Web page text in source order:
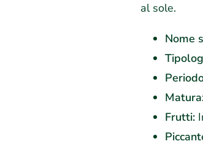
al sole.
Nome
Frutti: